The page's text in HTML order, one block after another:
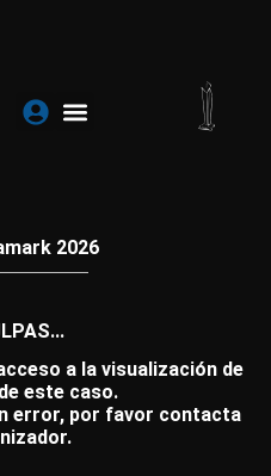
2026
a la visualización de
este caso.
error, por favor contacta